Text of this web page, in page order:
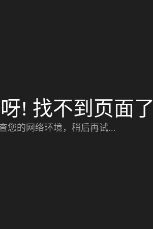
! 找不到页面了
您的网络环境，稍后再试...